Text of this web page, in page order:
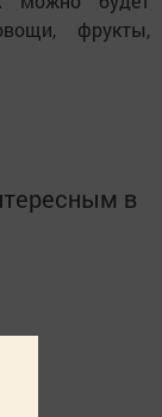
фрукты,
в